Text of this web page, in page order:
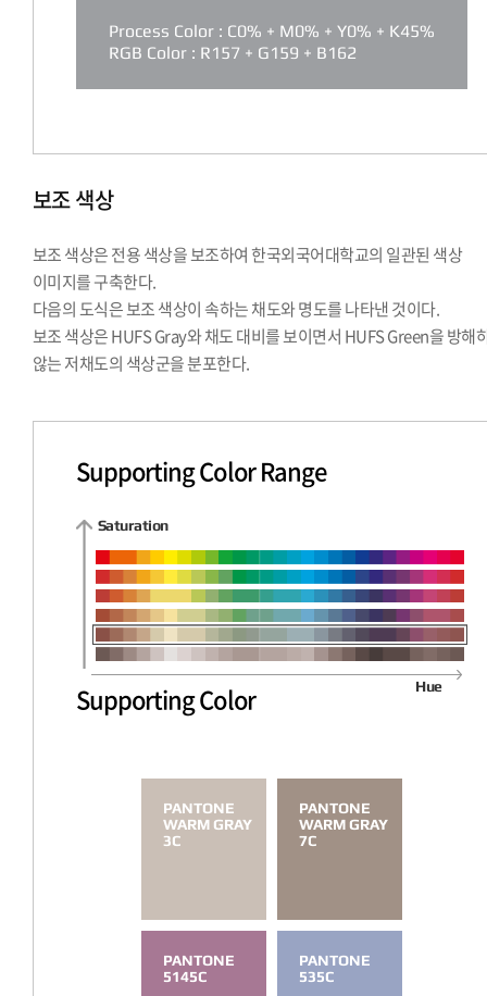
Process Color : C0% + M0% + Y0% + K45%
RGB Color : R157 + G159 + B162
보조 색상
보조 색상은 전용 색상을 보조하여 한국외국어대학교의 일관된 색상
이미지를 구축한다.
다음의 도식은 보조 색상이 속하는 채도와 명도를 나타낸 것이다.
보조 색상은 HUFS Gray와 채도 대비를 보이면서 HUFS Green을 방해
않는 저채도의 색상군을 분포한다.
Supporting Color Range
Saturation
Hue
Supporting Color
PANTONE
WARM GRAY
3C
PANTONE
WARM GRAY
7C
PANTONE
5145C
PANTONE
535C